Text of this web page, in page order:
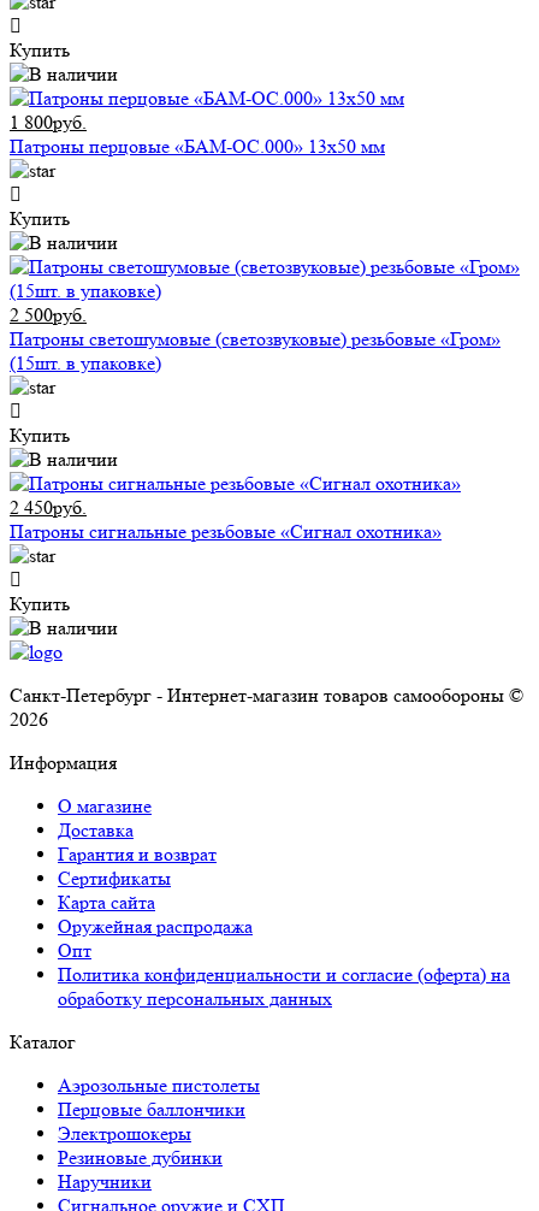
Купить
1 800руб.
Патроны перцовые «БАМ-ОС.000» 13х50 мм
Купить
2 500руб.
Патроны светошумовые (светозвуковые) резьбовые «Гром»
(15шт. в упаковке)
Купить
2 450руб.
Патроны сигнальные резьбовые «Сигнал охотника»
Купить
Санкт-Петербург - Интернет-магазин товаров самообороны ©
2026
Информация
О магазине
Доставка
Гарантия и возврат
Сертификаты
Карта сайта
Оружейная распродажа
Опт
Политика конфиденциальности и согласие (оферта) на
обработку персональных данных
Каталог
Аэрозольные пистолеты
Перцовые баллончики
Электрошокеры
Резиновые дубинки
Наручники
Сигнальное оружие и СХП